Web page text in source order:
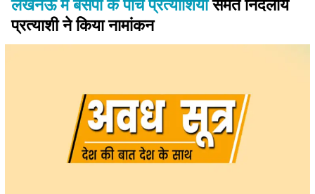
लखनऊ में बसपा के पांच प्रत्याशियोंसमेत निर्दलीय
प्रत्याशी ने किया नामांकन